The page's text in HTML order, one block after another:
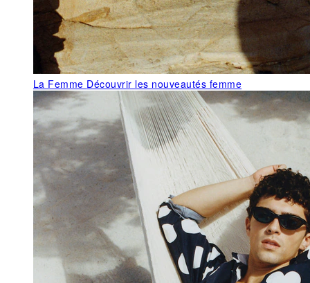
La Femme Découvrir les nouveautés femme